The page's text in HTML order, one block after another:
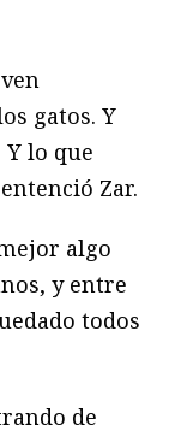
gatos. Y
Y lo que
Zar.
algo
y entre
todos
de